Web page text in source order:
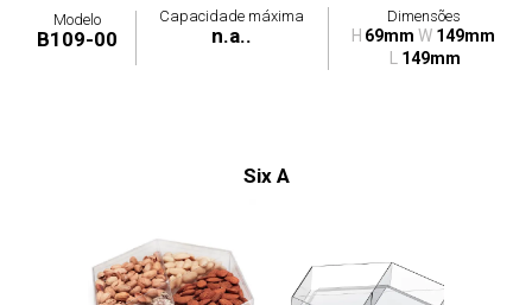
Modelo
B109-00
Capacidade máxima
n.a..
Dimensões
H 69mm W 149mm
149mm
Six A